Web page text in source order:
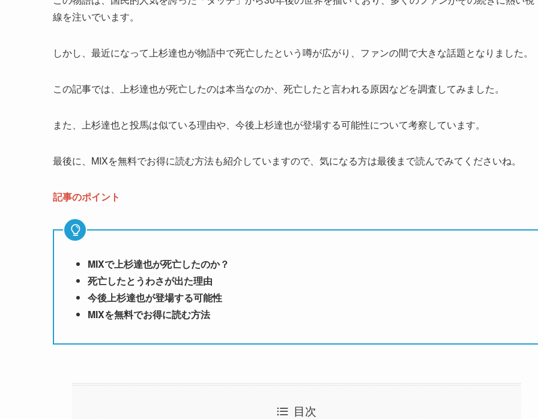
線を注いでいます。
しかし、最近になって上杉達也が物語中で死亡したという噂が広がり、ファンの間で大きな話題となりました。
この記事では、上杉達也が死亡したのは本当なのか、死亡したと言われる原因などを調査してみました。
また、上杉達也と投馬は似ている理由や、今後上杉達也が登場する可能性について考察しています。
最後に、MIXを無料でお得に読む方法も紹介していますので、気になる方は最後まで読んでみてくださいね。
記事のポイント
MIXで上杉達也が死亡したのか？
死亡したとうわさが出た理由
今後上杉達也が登場する可能性
MIXを無料でお得に読む方法
目次